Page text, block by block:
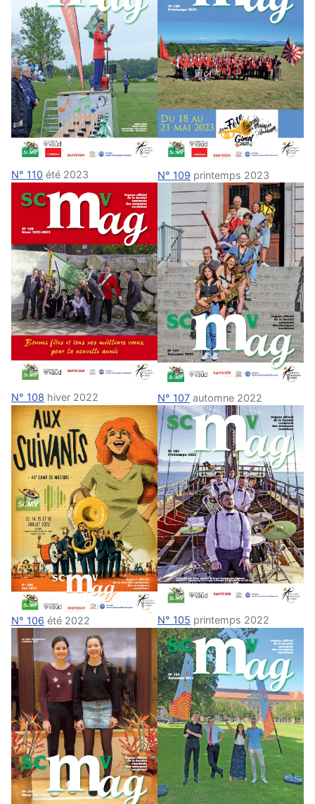
N° 110 été 2023 N° 109 printemps 2023
N° 108 hiver 2022 N° 107 automne 2022
N° 106 été 2022 N° 105 printemps 2022